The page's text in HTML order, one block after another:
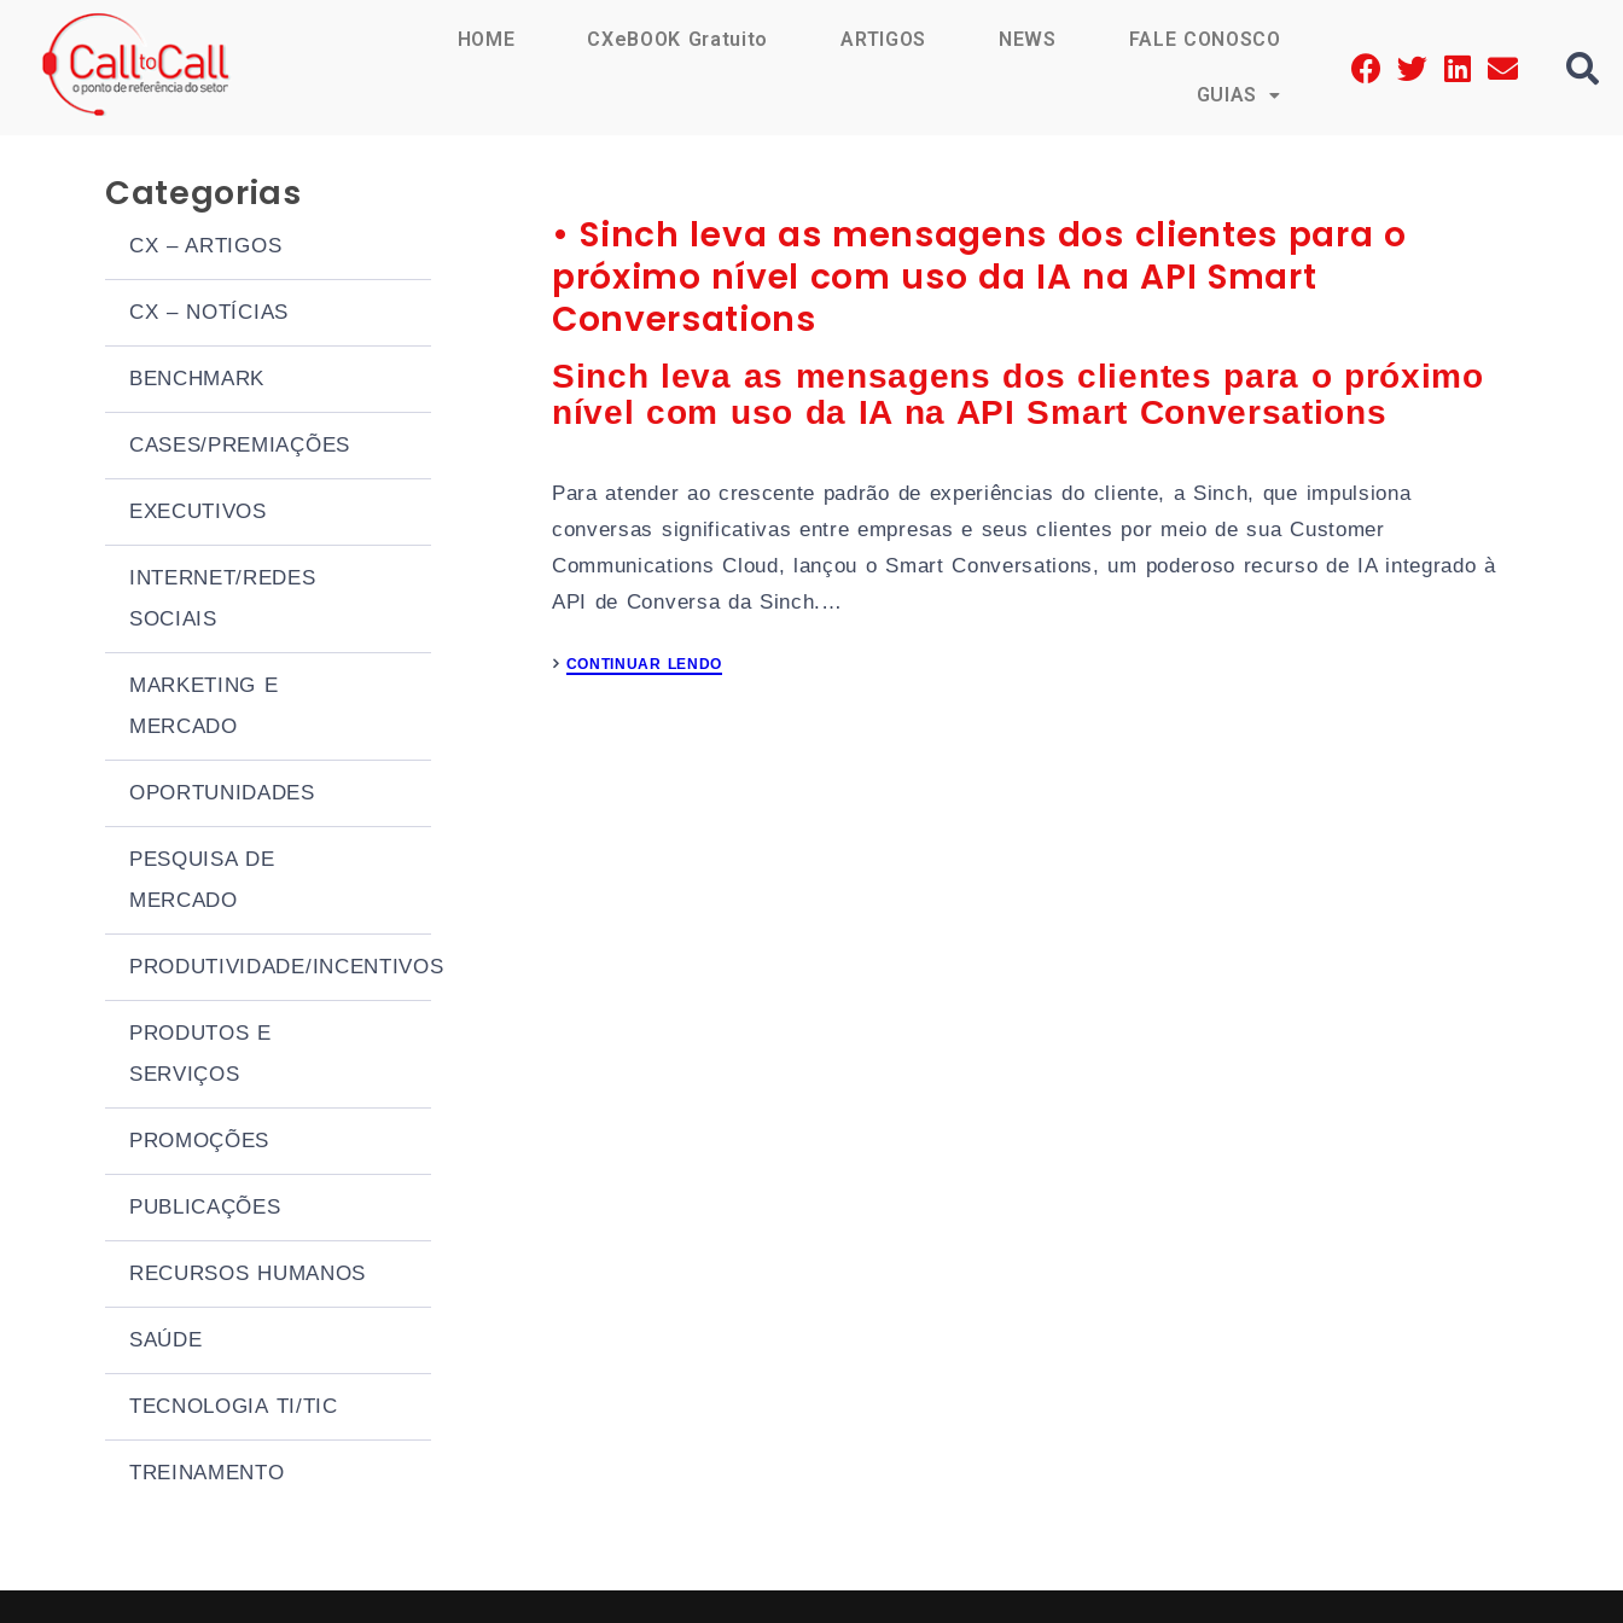
HOME CXeBOOK Gratuito ARTIGOS NEWS FALE CONOSCO
GUIAS
Categorias
CX – ARTIGOS
CX – NOTÍCIAS
BENCHMARK
CASES/PREMIAÇÕES
EXECUTIVOS
INTERNET/REDES
SOCIAIS
MARKETING E
MERCADO
OPORTUNIDADES
PESQUISA DE
MERCADO
PRODUTIVIDADE/INCENTIVOS
PRODUTOS E
SERVIÇOS
PROMOÇÕES
PUBLICAÇÕES
RECURSOS HUMANOS
SAÚDE
TECNOLOGIA TI/TIC
TREINAMENTO
• Sinch leva as mensagens dos clientes para o
próximo nível com uso da IA na API Smart
Conversations
Sinch leva as mensagens dos clientes para o próximo
nível com uso da IA na API Smart Conversations
Para atender ao crescente padrão de experiências do cliente, a Sinch, que impulsiona
conversas significativas entre empresas e seus clientes por meio de sua Customer
Communications Cloud, lançou o Smart Conversations, um poderoso recurso de IA integrado à
API de Conversa da Sinch.…
CONTINUAR LENDO